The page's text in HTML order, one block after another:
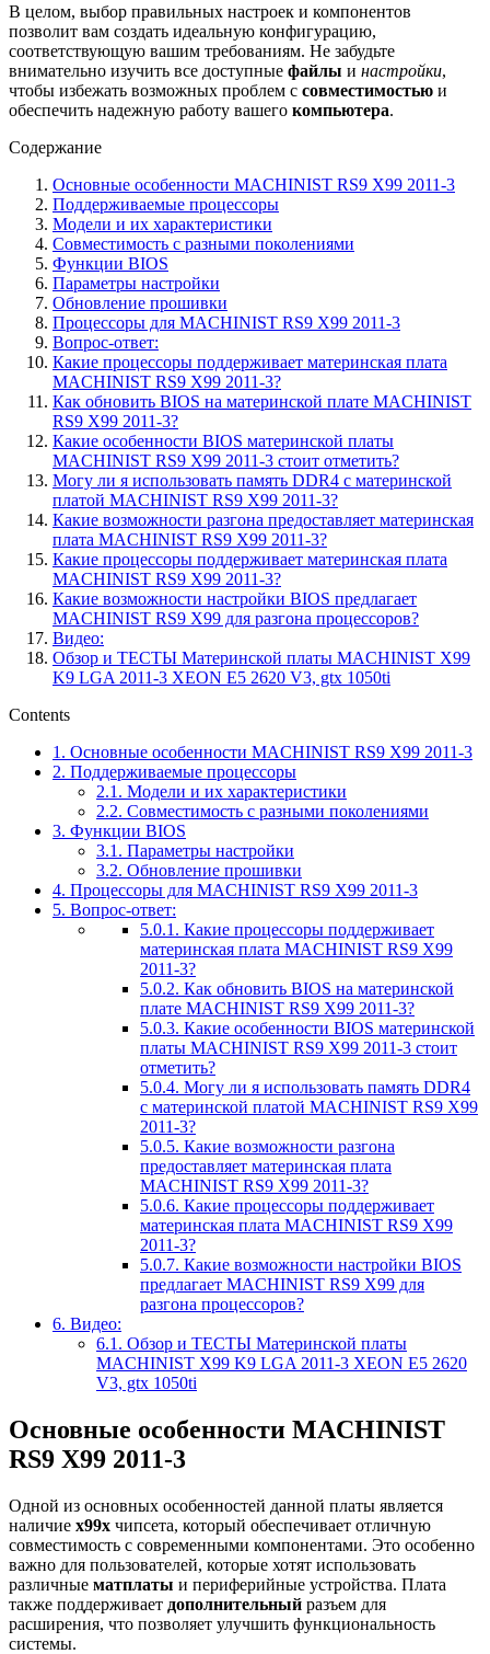
В целом, выбор правильных настроек и компонентов
позволит вам создать идеальную конфигурацию,
соответствующую вашим требованиям. Не забудьте
внимательно изучить все доступные файлы и настройки,
чтобы избежать возможных проблем с совместимостью и
обеспечить надежную работу вашего компьютера.
Содержание
Основные особенности MACHINIST RS9 X99 2011-3
Поддерживаемые процессоры
Модели и их характеристики
Совместимость с разными поколениями
Функции BIOS
Параметры настройки
Обновление прошивки
Процессоры для MACHINIST RS9 X99 2011-3
Вопрос-ответ:
Какие процессоры поддерживает материнская плата
MACHINIST RS9 X99 2011-3?
Как обновить BIOS на материнской плате MACHINIST
RS9 X99 2011-3?
Какие особенности BIOS материнской платы
MACHINIST RS9 X99 2011-3 стоит отметить?
Могу ли я использовать память DDR4 с материнской
платой MACHINIST RS9 X99 2011-3?
Какие возможности разгона предоставляет материнская
плата MACHINIST RS9 X99 2011-3?
Какие процессоры поддерживает материнская плата
MACHINIST RS9 X99 2011-3?
Какие возможности настройки BIOS предлагает
MACHINIST RS9 X99 для разгона процессоров?
Видео:
Обзор и ТЕСТЫ Материнской платы MACHINIST X99
K9 LGA 2011-3 XEON E5 2620 V3, gtx 1050ti
Contents
1. Основные особенности MACHINIST RS9 X99 2011-3
2. Поддерживаемые процессоры
2.1. Модели и их характеристики
2.2. Совместимость с разными поколениями
3. Функции BIOS
3.1. Параметры настройки
3.2. Обновление прошивки
4. Процессоры для MACHINIST RS9 X99 2011-3
5. Вопрос-ответ:
5.0.1. Какие процессоры поддерживает
материнская плата MACHINIST RS9 X99
2011-3?
5.0.2. Как обновить BIOS на материнской
плате MACHINIST RS9 X99 2011-3?
5.0.3. Какие особенности BIOS материнской
платы MACHINIST RS9 X99 2011-3 стоит
отметить?
5.0.4. Могу ли я использовать память DDR4
с материнской платой MACHINIST RS9 X99
2011-3?
5.0.5. Какие возможности разгона
предоставляет материнская плата
MACHINIST RS9 X99 2011-3?
5.0.6. Какие процессоры поддерживает
материнская плата MACHINIST RS9 X99
2011-3?
5.0.7. Какие возможности настройки BIOS
предлагает MACHINIST RS9 X99 для
разгона процессоров?
6. Видео:
6.1. Обзор и ТЕСТЫ Материнской платы
MACHINIST X99 K9 LGA 2011-3 XEON E5 2620
V3, gtx 1050ti
Основные особенности MACHINIST
RS9 X99 2011-3
Одной из основных особенностей данной платы является
наличие x99x чипсета, который обеспечивает отличную
совместимость с современными компонентами. Это особенно
важно для пользователей, которые хотят использовать
различные матплаты и периферийные устройства. Плата
также поддерживает дополнительный разъем для
расширения, что позволяет улучшить функциональность
системы.